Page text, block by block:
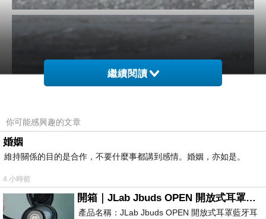
繼續閱讀
你可能感興趣的文章
婚姻
維持關係的目的是合作，不要什麼事都講到感情。婚姻，亦如是。
4 小時前
開箱｜JLab Jbuds OPEN 開放式耳罩藍牙耳機 - 設計美學，輕巧、透氣、環境音全物理達成！
產品名稱：JLab Jbuds OPEN 開放式耳罩藍牙耳